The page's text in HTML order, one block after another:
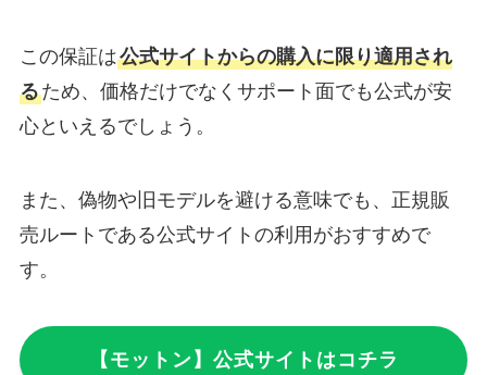
この保証は公式サイトからの購入に限り適用され
るため、価格だけでなくサポート面でも公式が安
心といえるでしょう。
また、偽物や旧モデルを避ける意味でも、正規販
売ルートである公式サイトの利用がおすすめで
す。
【モットン】公式サイトはコチラ